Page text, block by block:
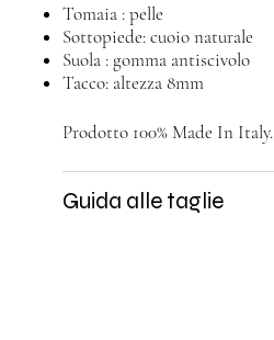
Tomaia : pelle
Sottopiede: cuoio naturale
Suola : gomma antiscivolo
Tacco: altezza 8mm
Prodotto 100% Made In Italy.
Guida alle taglie